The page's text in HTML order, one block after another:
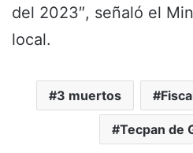
del 2023″, señaló el
local.
3 muertos
Tecpan de